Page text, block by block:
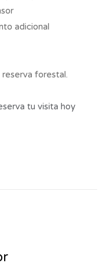
adicional
forestal.
tu visita hoy